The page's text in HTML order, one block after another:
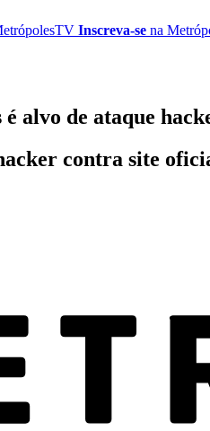
Inscreva-se na
alvo de ataque
contra site